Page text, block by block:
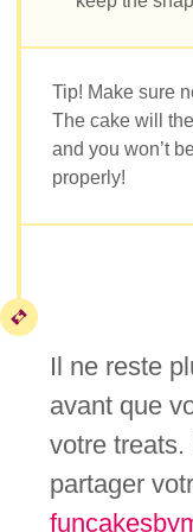
Tip! Make sure
The cake will
and you won’t
properly!
Il ne reste
avant que
votre
partager